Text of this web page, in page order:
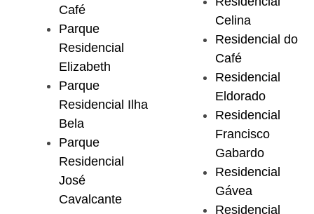
Café
Parque
Residencial
Elizabeth
Parque
Residencial Ilha
Bela
Parque
Residencial
José
Cavalcante
Celina
Residencial do
Café
Residencial
Eldorado
Residencial
Francisco
Gabardo
Residencial
Gávea
Residencial